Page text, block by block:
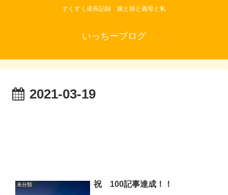
すくすく成長記録 嫁と娘と義母と私
いっちーブログ
2021-03-19
未分類 祝 100記事達成！！